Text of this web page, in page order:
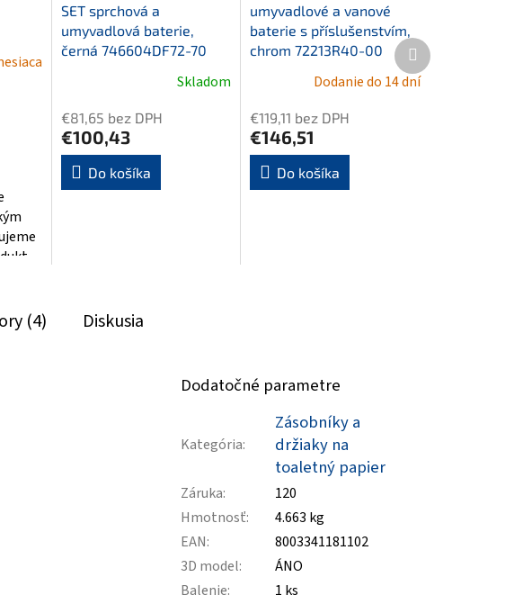
-
SET sprchová a
umyvadlová baterie,
černá 746604DF72-70
Skladom
€81,65 bez DPH
€100,43
Do košíka
umyvadlové a vanové
baterie s příslušenstvím,
chrom 72213R40-00
Dodanie do 14 dní
€119,11 bez DPH
€146,51
Do košíka
Ďalší
produkt
(4) Diskusia
Dodatočné parametre
Kategória:
Zásobníky a
držiaky na
toaletný papier
Záruka:
120
Hmotnosť:
4.663 kg
EAN:
8003341181102
3D model:
ÁNO
Balenie:
1 ks